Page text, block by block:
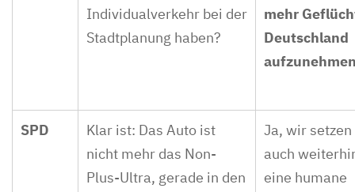
Individualverkehr bei der
Stadtplanung haben?
mehr
Deutschland
SPD
Klar ist: Das Auto ist
nicht mehr das Non-
Plus-Ultra, gerade in den
Ja, wir setzen
auch
eine humane